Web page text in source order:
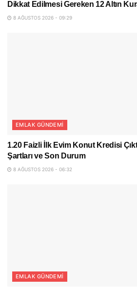
Dikkat Edilmesi Gereken 12 Altın
8 AĞUSTOS 2026 - 09:29
EMLAK GÜNDEMI
1.20 Faizli İlk Evim Konut Kredisi
Şartları ve Son Durum
8 AĞUSTOS 2026 - 06:32
EMLAK GÜNDEMI